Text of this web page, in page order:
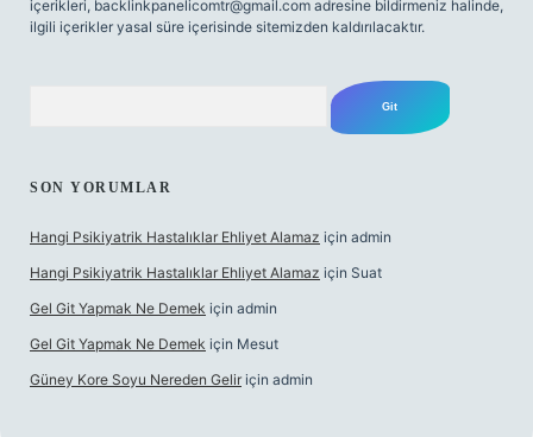
içerikleri, backlinkpanelicomtr@gmail.com adresine bildirmeniz halinde,
ilgili içerikler yasal süre içerisinde sitemizden kaldırılacaktır.
SON YORUMLAR
Hangi Psikiyatrik Hastalıklar Ehliyet Alamaz için admin
Hangi Psikiyatrik Hastalıklar Ehliyet Alamaz için Suat
Gel Git Yapmak Ne Demek için admin
Gel Git Yapmak Ne Demek için Mesut
Güney Kore Soyu Nereden Gelir için admin